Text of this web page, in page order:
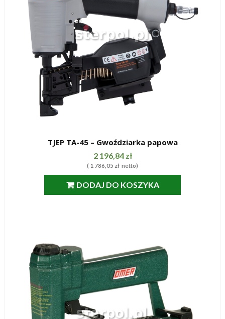
TJEP TA-45 – Gwoździarka papowa
2 196,84 zł
( 1 786,05 zł netto)
DODAJ DO KOSZYKA